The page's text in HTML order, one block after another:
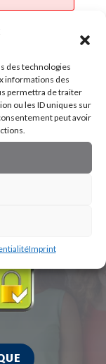
des technologies
informations des
permettra de traiter
ou les ID uniques sur
peut avoir
Imprint